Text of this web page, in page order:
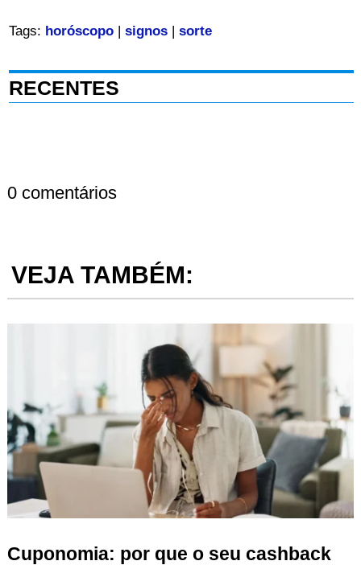
Tags: horóscopo| signos| sorte
RECENTES
0 comentários
VEJA TAMBÉM:
Cuponomia: por que o seu cashback